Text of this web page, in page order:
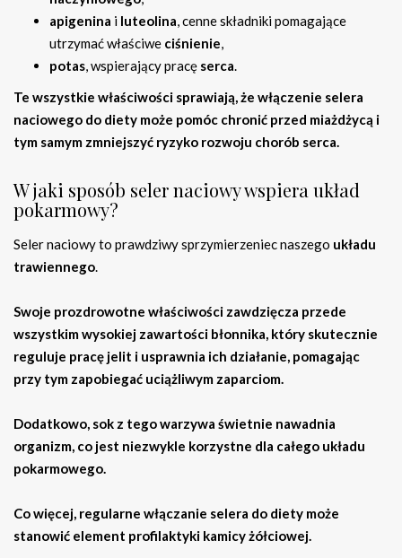
apigenina i luteolina, cenne składniki pomagające
utrzymać właściwe ciśnienie,
potas, wspierający pracę serca.
Te wszystkie właściwości sprawiają, że włączenie selera
naciowego do diety może pomóc chronić przed miażdżycą i
tym samym zmniejszyć ryzyko rozwoju chorób serca.
W jaki sposób seler naciowy wspiera układ
pokarmowy?
Seler naciowy to prawdziwy sprzymierzeniec naszego układu
trawiennego.
Swoje prozdrowotne właściwości zawdzięcza przede
wszystkim wysokiej zawartości błonnika, który skutecznie
reguluje pracę jelit i usprawnia ich działanie, pomagając
przy tym zapobiegać uciążliwym zaparciom.
Dodatkowo, sok z tego warzywa świetnie nawadnia
organizm, co jest niezwykle korzystne dla całego układu
pokarmowego.
Co więcej, regularne włączanie selera do diety może
stanowić element profilaktyki kamicy żółciowej.